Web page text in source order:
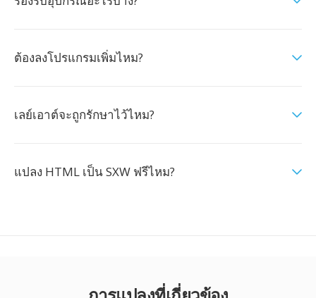
ต้องลงโปรแกรมเพิ่มไหม?
เลย์เอาต์จะถูกรักษาไว้ไหม?
แปลง HTML เป็น SXW ฟรีไหม?